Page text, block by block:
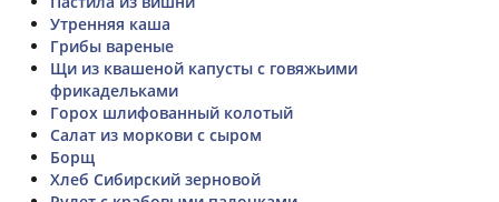
Утренняя каша
Грибы вареные
Щи из квашеной капусты с говяжьими
фрикадельками
Горох шлифованный колотый
Салат из моркови с сыром
Борщ
Хлеб Сибирский зерновой